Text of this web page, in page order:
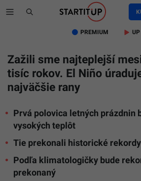
PREMIUM UP
Zažili sme najteplejší
tisíc rokov. El Niño
najväčšie rany
Prvá polovica letných prázdnin
vysokých teplôt
Tie prekonali historické rekordy
Podľa klimatologičky bude
prekonaný